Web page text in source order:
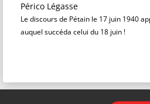
Périco Légasse
Le discours de Pétain le 17 juin 1940
auquel succéda celui du 18 juin !